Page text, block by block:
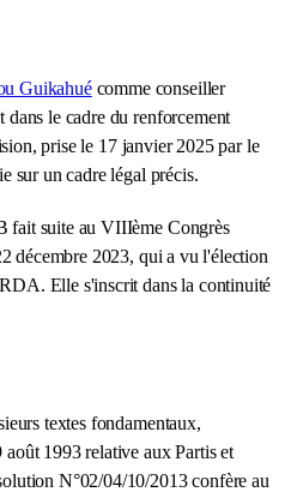
Guikahuécomme conseiller
dans le cadre du renforcement
prise le 17 janvier 2025 par le
sur un cadre légal précis.
fait suite au VIIIème Congrès
décembre 2023, qui a vu l'élection
Elle s'inscrit dans la continuité
textes fondamentaux,
1993 relative aux Partis et
N°02/04/10/2013 confère au